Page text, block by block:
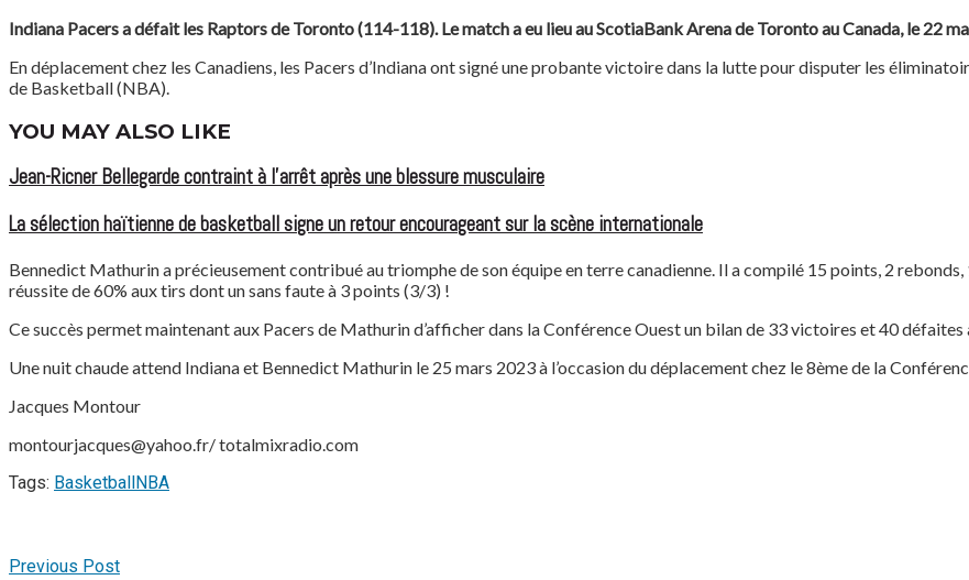
Indiana Pacers a défait les Raptors de Toronto (114-118). Le match a eu lieu au ScotiaBank Arena de Toronto au Canada, le 22
En déplacement chez les Canadiens, les Pacers d’Indiana ont signé une probante victoire dans la lutte pour disputer les
de Basketball (NBA).
YOU MAY ALSO LIKE
Jean-Ricner Bellegarde contraint à l’arrêt après une blessure musculaire
La sélection haïtienne de basketball signe un retour encourageant sur la scène internationale
Bennedict Mathurin a précieusement contribué au triomphe de son équipe en terre canadienne. Il a compilé 15 points, 2
réussite de 60% aux tirs dont un sans faute à 3 points (3/3) !
Ce succès permet maintenant aux Pacers de Mathurin d’afficher dans la Conférence Ouest un bilan de 33 victoires et 40 défaites
Une nuit chaude attend Indiana et Bennedict Mathurin le 25 mars 2023 à l’occasion du déplacement chez le 8ème de la
Jacques Montour
montourjacques@yahoo.fr/ totalmixradio.com
Tags: BasketballNBA
Previous Post